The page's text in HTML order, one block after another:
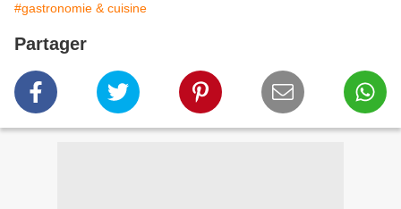
#gastronomie & cuisine
Partager